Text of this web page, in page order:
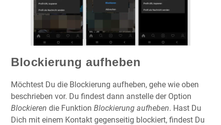
Blockierung aufheben
Möchtest Du die Blockierung aufheben, gehe wie oben
beschrieben vor. Du findest dann anstelle der Option
Blockieren die Funktion Blockierung aufheben. Hast Du
Dich mit einem Kontakt gegenseitig blockiert, findest Du